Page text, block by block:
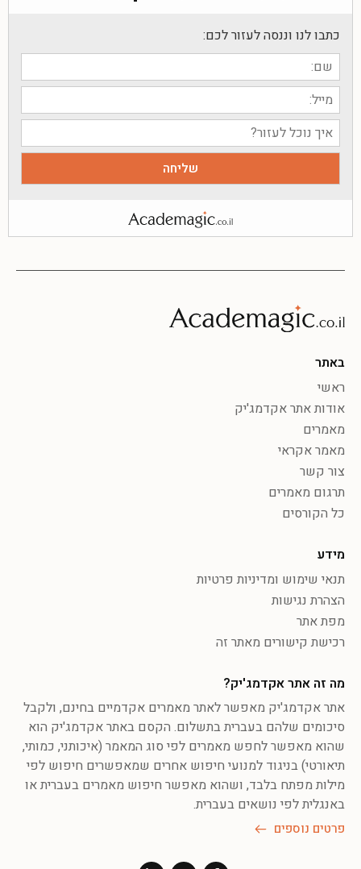
כתבו לנו וננסה לעזור לכם:
באתר
ראשי
אודות אתר אקדמג'יק
מאמרים
מאמר אקראי
צור קשר
תרגום מאמרים
כל הקורסים
מידע
תנאי שימוש ומדיניות פרטיות
הצהרת נגישות
מפת אתר
רכישת קישורים מאתר זה
מה זה אתר אקדמג'יק?
אתר אקדמג'יק מאפשר לאתר מאמרים אקדמיים בחינם, ולקבל
סיכומים שלהם בעברית בתשלום. הקסם באתר אקדמג'יק הוא
שהוא מאפשר לחפש מאמרים לפי סוג המאמר (איכותני, כמותי,
תיאורטי) בניגוד למנועי חיפוש אחרים שמאפשרים חיפוש לפי
מילות מפתח בלבד, ושהוא מאפשר חיפוש מאמרים בעברית או
באנגלית לפי נושאים בעברית.
פרטים נוספים